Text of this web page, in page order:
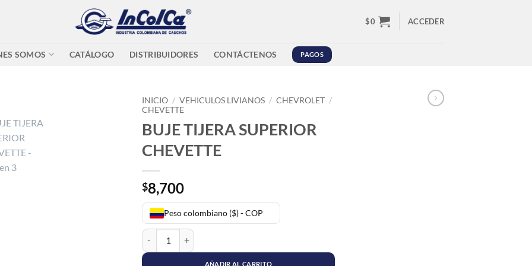
$0 ACCEDER
SOMOS CATÁLOGO DISTRIBUIDORES CONTÁCTENOS PAGOS
INICIO / VEHICULOS LIVIANOS / CHEVROLET /
CHEVETTE
BUJE TIJERA SUPERIOR
CHEVETTE
$8,700
Peso colombiano ($) - COP
BUJE TIJERA SUPERIOR CHEVETTE cantidad
AÑADIR AL CARRITO